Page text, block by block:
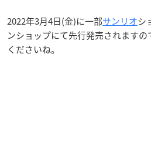
2022年3月4日(金)に一部サンリオシ
ンショップにて先行発売されます
くださいね。